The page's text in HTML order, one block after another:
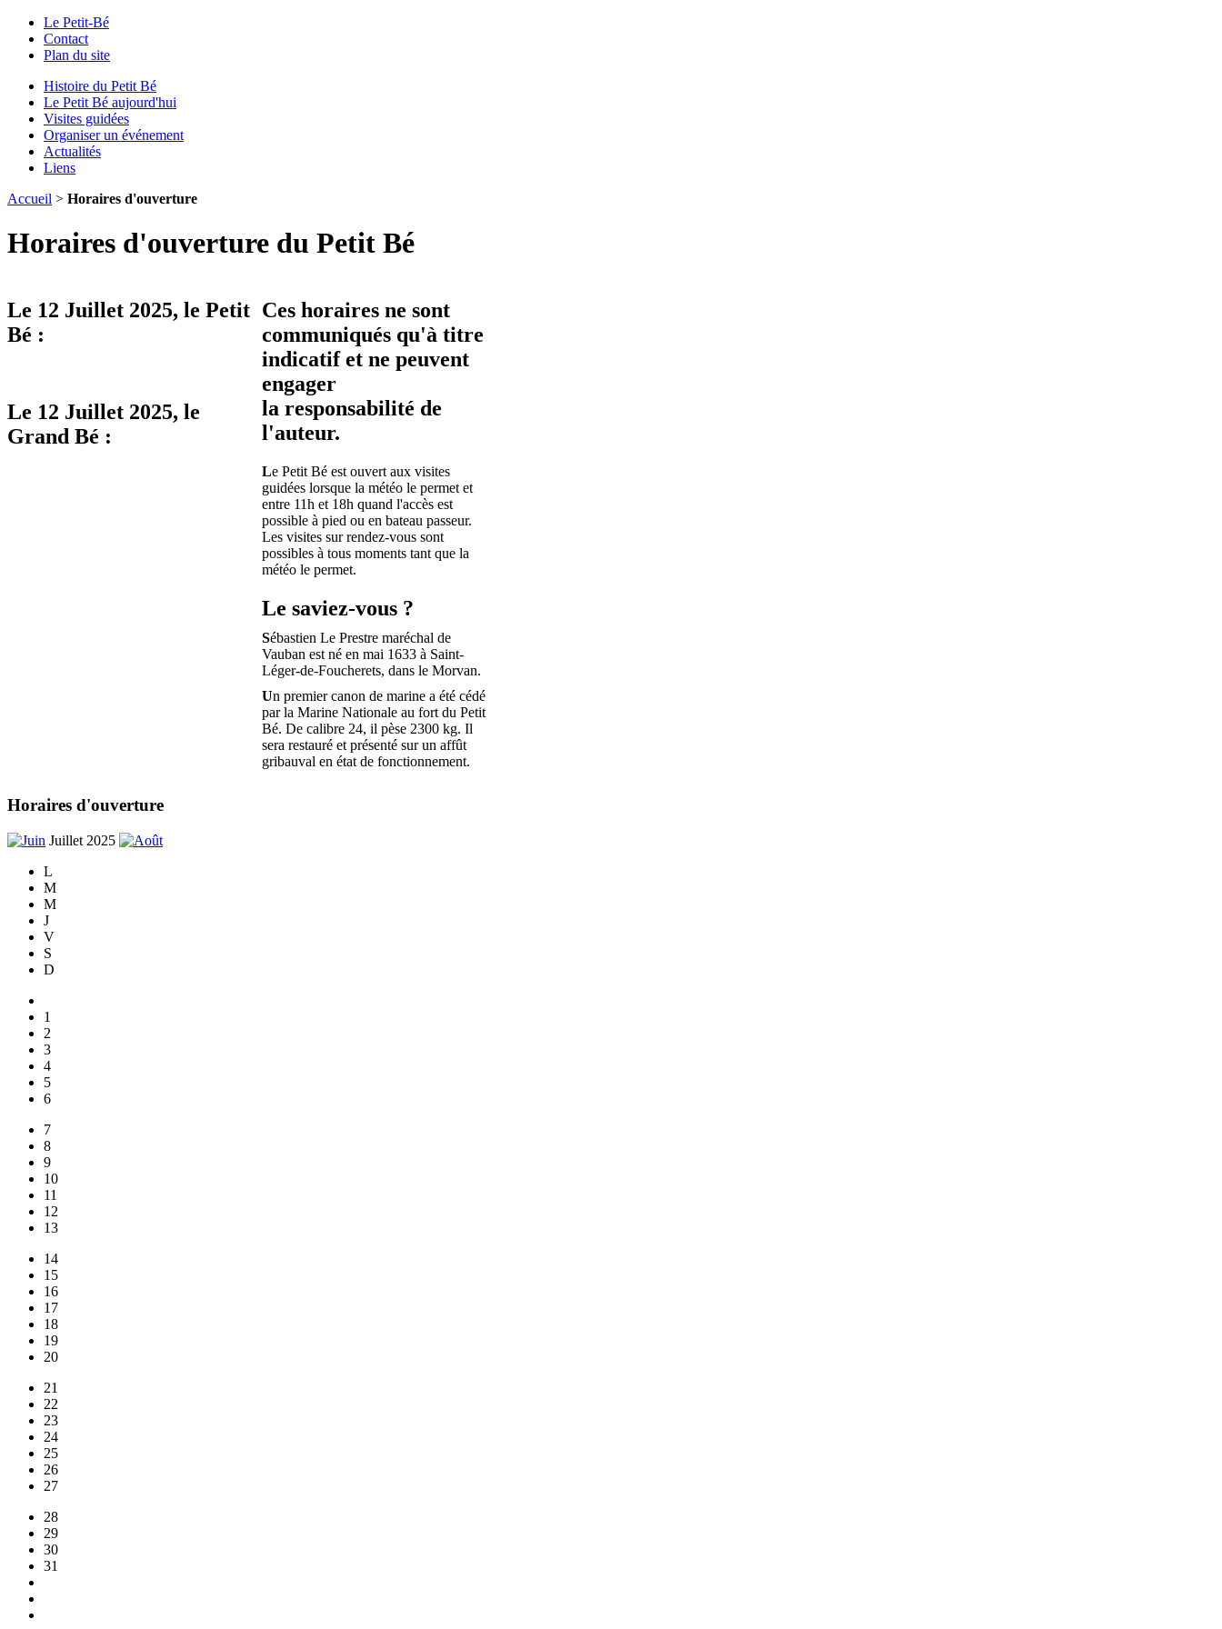
Le Petit-Bé
Contact
Plan du site
Histoire du Petit Bé
Le Petit Bé aujourd'hui
Visites guidées
Organiser un événement
Actualités
Liens
Accueil > Horaires d'ouverture
Horaires d'ouverture du Petit Bé
Le 12 Juillet 2025, le Petit
Bé :
Le 12 Juillet 2025, le
Grand Bé :
Ces horaires ne sont
communiqués qu'à titre
indicatif et ne peuvent
engager
la responsabilité de
l'auteur.
Le Petit Bé est ouvert aux visites
guidées lorsque la météo le permet et
entre 11h et 18h quand l'accès est
possible à pied ou en bateau passeur.
Les visites sur rendez-vous sont
possibles à tous moments tant que la
météo le permet.
Le saviez-vous ?
Sébastien Le Prestre maréchal de
Vauban est né en mai 1633 à Saint-
Léger-de-Foucherets, dans le Morvan.
Un premier canon de marine a été cédé
par la Marine Nationale au fort du Petit
Bé. De calibre 24, il pèse 2300 kg. Il
sera restauré et présenté sur un affût
gribauval en état de fonctionnement.
Horaires d'ouverture
Juillet 2025
L
M
M
J
V
S
D
1
2
3
4
5
6
7
8
9
10
11
12
13
14
15
16
17
18
19
20
21
22
23
24
25
26
27
28
29
30
31